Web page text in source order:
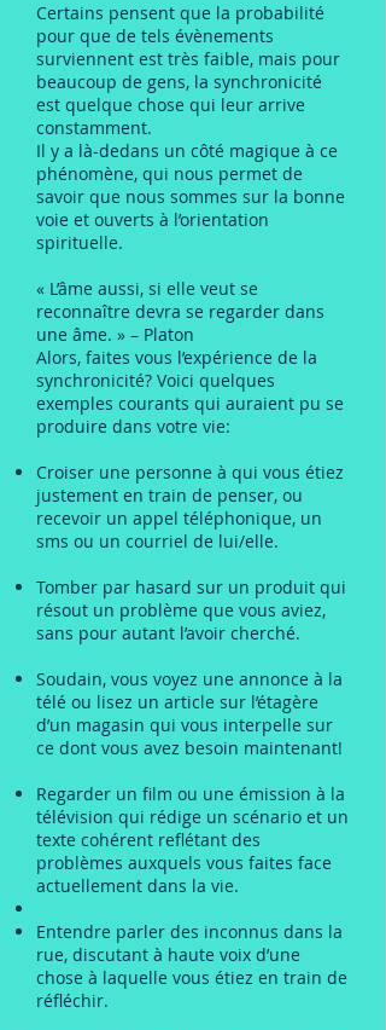
Certains pensent que la probabilité
pour que de tels évènements
surviennent est très faible, mais pour
beaucoup de gens, la synchronicité
est quelque chose qui leur arrive
constamment.
Il y a là-dedans un côté magique à ce
phénomène, qui nous permet de
savoir que nous sommes sur la bonne
voie et ouverts à l’orientation
spirituelle.
« L’âme aussi, si elle veut se
reconnaître devra se regarder dans
une âme. » – Platon
Alors, faites vous l’expérience de la
synchronicité? Voici quelques
exemples courants qui auraient pu se
produire dans votre vie:
Croiser une personne à qui vous étiez
justement en train de penser, ou
recevoir un appel téléphonique, un
sms ou un courriel de lui/elle.
Tomber par hasard sur un produit qui
résout un problème que vous aviez,
sans pour autant l’avoir cherché.
Soudain, vous voyez une annonce à la
télé ou lisez un article sur l’étagère
d’un magasin qui vous interpelle sur
ce dont vous avez besoin maintenant!
Regarder un film ou une émission à la
télévision qui rédige un scénario et un
texte cohérent reflétant des
problèmes auxquels vous faites face
actuellement dans la vie.
Entendre parler des inconnus dans la
rue, discutant à haute voix d’une
chose à laquelle vous étiez en train de
réfléchir.